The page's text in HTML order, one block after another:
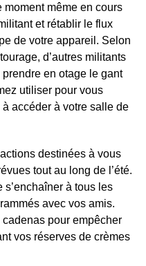
moment même en cours
et rétablir le flux
de votre appareil. Selon
d’autres militants
en otage le gant
utiliser pour vous
accéder à votre salle de
actions destinées à vous
tout au long de l’été.
à tous les
avec vos amis.
cadenas pour empêcher
vos réserves de crèmes